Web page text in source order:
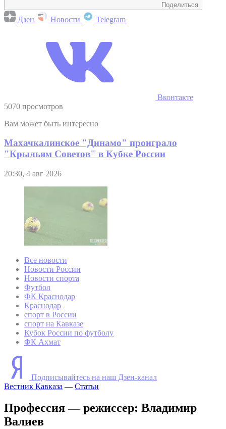
Поделиться
Дзен Новости Telegram
Вконтакте
5070 просмотров
Вам может быть интересно
Махачкалинское "Динамо" проиграло
"Крыльям Советов" в Кубке России
20:30, 4 авг 2026
Все новости
Новости России
Новости спорта
Футбол
ФК Краснодар
Краснодар
спорт в России
спорт на Кавказе
Кубок России по футболу
ФК Ахмат
Подписывайтесь на наш Дзен-канал
Вестник Кавказа — Статьи
Профессия — режиссер: Владимир
Валиев